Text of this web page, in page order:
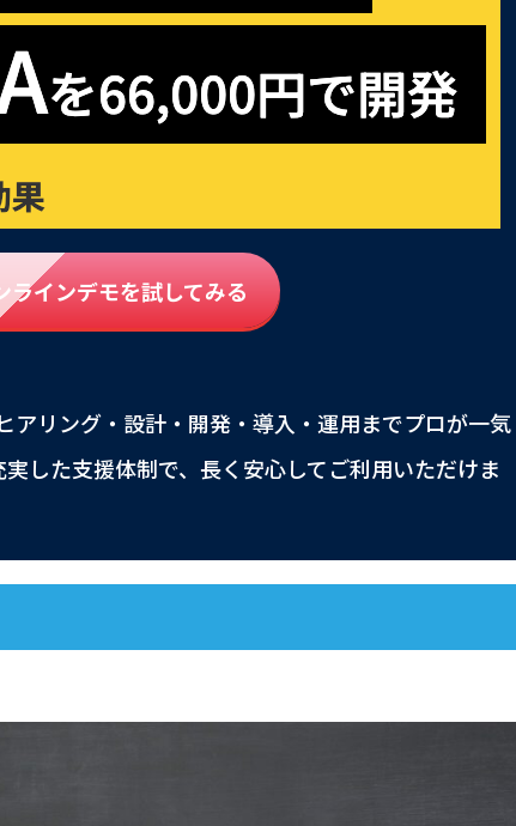
インデモを試してみる
アリング・設計・開発・導入・運用までプロが一気
した支援体制で、長く安心してご利用いただけま